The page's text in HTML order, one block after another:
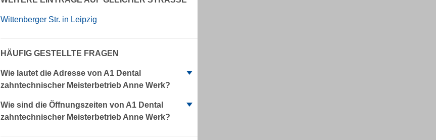
Wittenberger Str. in Leipzig
HÄUFIG GESTELLTE FRAGEN
Wie lautet die Adresse von A1 Dental
zahntechnischer Meisterbetrieb Anne Werk?
Wie sind die Öffnungszeiten von A1 Dental
zahntechnischer Meisterbetrieb Anne Werk?